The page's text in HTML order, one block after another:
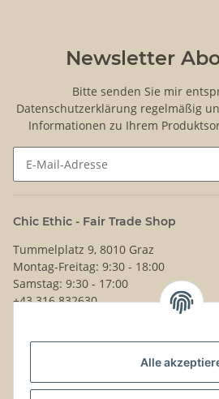
Alle
Newsletter
Bitte senden Sie mir
Datenschutzerklärung regelmäßig
Informationen zu Ihrem
Chic Ethic - Fair Trade Shop
Tummelplatz 9, 8010 Graz
Montag-Freitag: 9:30 - 18:00
Samstag: 9:30 - 17:00
+43 316 832630